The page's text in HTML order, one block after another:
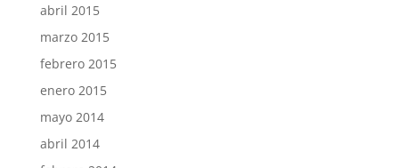
abril 2015
marzo 2015
febrero 2015
enero 2015
mayo 2014
abril 2014